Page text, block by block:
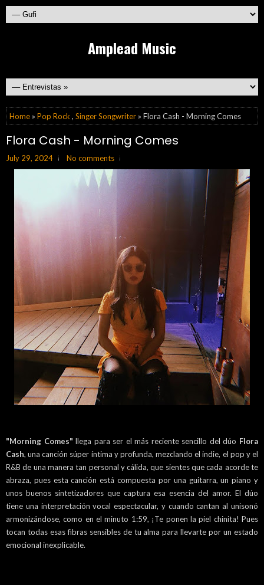
Amplead Music
Home » Pop Rock , Singer Songwriter » Flora Cash - Morning Comes
Flora Cash - Morning Comes
July 29, 2024 No comments
"Morning Comes" llega para ser el más reciente sencillo del dúo Flora
Cash, una canción súper íntima y profunda, mezclando el indie, el pop y el
R&B de una manera tan personal y cálida, que sientes que cada acorde te
abraza, pues esta canción está compuesta por una guitarra, un piano y
unos buenos sintetizadores que captura esa esencia del amor. El dúo
tiene una interpretación vocal espectacular, y cuando cantan al unisonó
armonizándose, como en el minuto 1:59, ¡Te ponen la piel chinita! Pues
tocan todas esas fibras sensibles de tu alma para llevarte por un estado
emocional inexplicable.